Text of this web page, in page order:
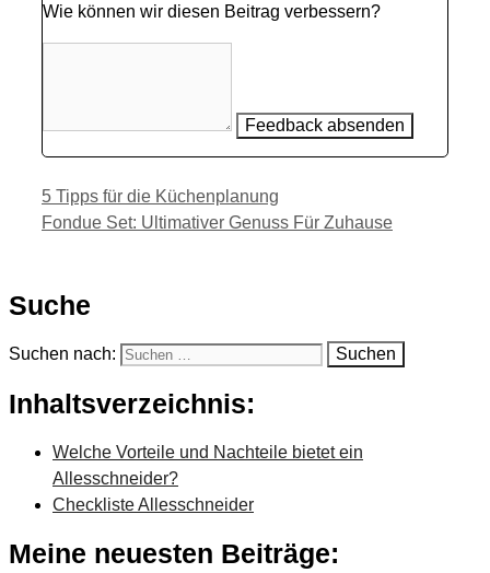
Wie können wir diesen Beitrag verbessern?
Feedback absenden
5 Tipps für die Küchenplanung
Fondue Set: Ultimativer Genuss Für Zuhause
Suche
Suchen nach:
Inhaltsverzeichnis:
Welche Vorteile und Nachteile bietet ein
Allesschneider?
Checkliste Allesschneider
Meine neuesten Beiträge: